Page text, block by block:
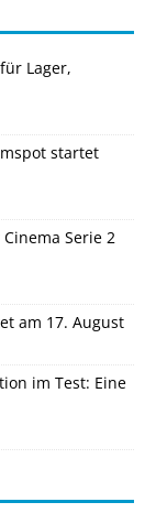
Lager,
startet
Serie 2
am 17. August
im Test: Eine